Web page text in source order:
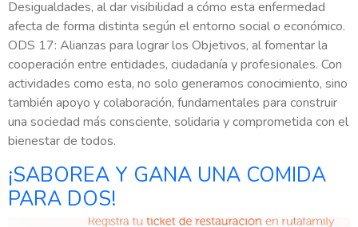
Desigualdades, al dar visibilidad a cómo esta enfermedad
afecta de forma distinta según el entorno social o económico.
ODS 17: Alianzas para lograr los Objetivos, al fomentar la
cooperación entre entidades, ciudadanía y profesionales. Con
actividades como esta, no solo generamos conocimiento, sino
también apoyo y colaboración, fundamentales para construir
una sociedad más consciente, solidaria y comprometida con el
bienestar de todos.
¡SABOREA Y GANA UNA COMIDA
PARA DOS!